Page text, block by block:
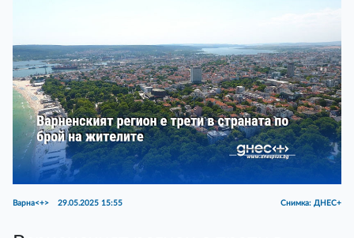
Варна<+> 29.05.2025 15:55 Снимка: ДНЕС+